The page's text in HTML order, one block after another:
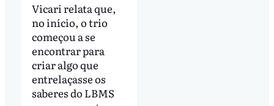
Vicari relata que,
no início, o trio
começou a se
encontrar para
criar algo que
entrelaçasse os
saberes do LBMS